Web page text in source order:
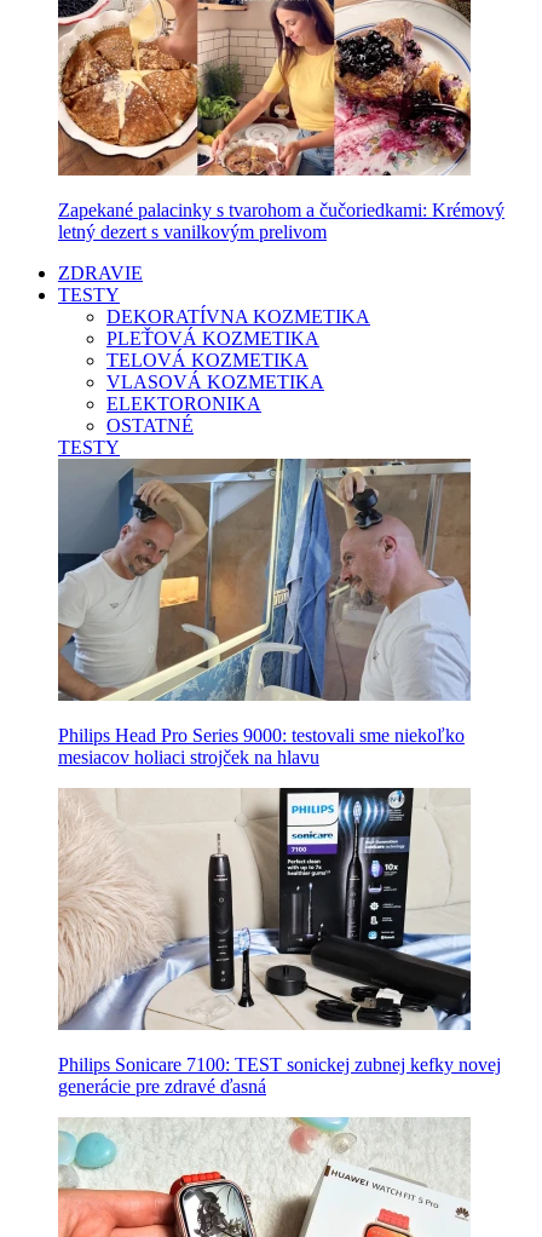
Zapekané palacinky s tvarohom a čučoriedkami: Krémový
letný dezert s vanilkovým prelivom
ZDRAVIE
TESTY
DEKORATÍVNA KOZMETIKA
PLEŤOVÁ KOZMETIKA
TELOVÁ KOZMETIKA
VLASOVÁ KOZMETIKA
ELEKTORONIKA
OSTATNÉ
TESTY
Philips Head Pro Series 9000: testovali sme niekoľko
mesiacov holiaci strojček na hlavu
Philips Sonicare 7100: TEST sonickej zubnej kefky novej
generácie pre zdravé ďasná